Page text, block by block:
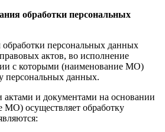
обработки персональных
персональных данных
актов, во исполнение
с которыми (наименование МО)
персональных данных.
и документами на основании
МО) осуществляет обработку